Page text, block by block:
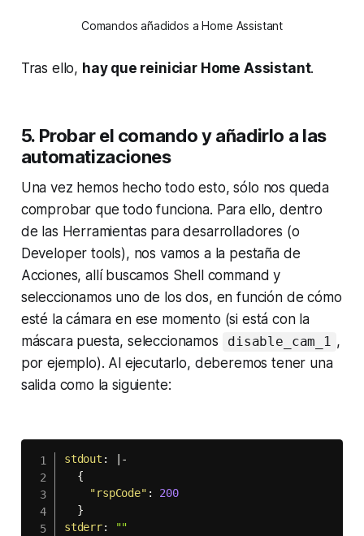
Comandos añadidos a Home Assistant
Tras ello, hay que reiniciar Home Assistant.
5. Probar el comando y añadirlo a las
automatizaciones
Una vez hemos hecho todo esto, sólo nos queda
comprobar que todo funciona. Para ello, dentro
de las Herramientas para desarrolladores (o
Developer tools), nos vamos a la pestaña de
Acciones, allí buscamos Shell command y
seleccionamos uno de los dos, en función de cómo
esté la cámara en ese momento (si está con la
máscara puesta, seleccionamos
disable_cam_1 ,
por ejemplo). Al ejecutarlo, deberemos tener una
salida como la siguiente:
stdout :
-
{
"rspCode" :
200
}
stderr: ""